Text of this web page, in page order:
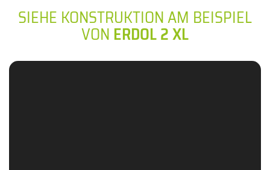
SIEHE KONSTRUKTION AM BEISPIEL
VONERDOL 2 XL